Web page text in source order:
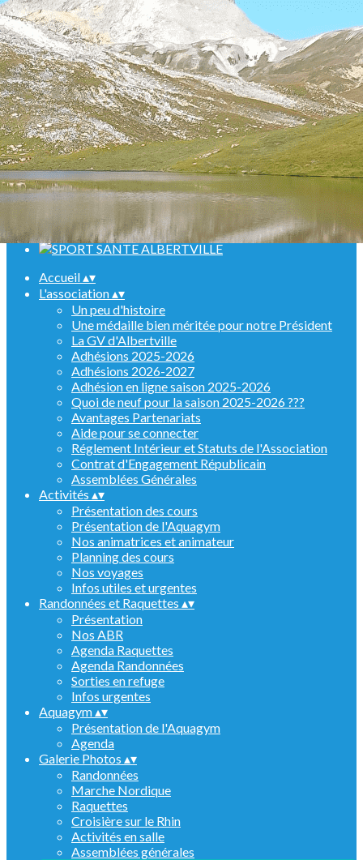
Menu
<
>
Randonnées
Marche Nordique
Raquettes
Croisière sur le Rhin
Activités en salle
Assemblées générales
Ajoutez un logo, un bouton, des réseaux sociaux
Cliquez pour éditer
Accueil▴▾
L'association▴▾
Un peu d'histoire
Une médaille bien méritée pour notre Président
La GV d'Albertville
Adhésions 2025-2026
Adhésions 2026-2027
Adhésion en ligne saison 2025-2026
Quoi de neuf pour la saison 2025-2026 ???
Avantages Partenariats
Aide pour se connecter
Réglement Intérieur et Statuts de l'Association
Contrat d'Engagement Républicain
Assemblées Générales
Activités ▴▾
Présentation des cours
Présentation de l'Aquagym
Nos animatrices et animateur
Planning des cours
Nos voyages
Infos utiles et urgentes
Randonnées et Raquettes ▴▾
Présentation
Nos ABR
Agenda Raquettes
Agenda Randonnées
Sorties en refuge
Infos urgentes
Aquagym▴▾
Présentation de l'Aquagym
Agenda
Galerie Photos ▴▾
Randonnées
Marche Nordique
Raquettes
Croisière sur le Rhin
Activités en salle
Assemblées générales